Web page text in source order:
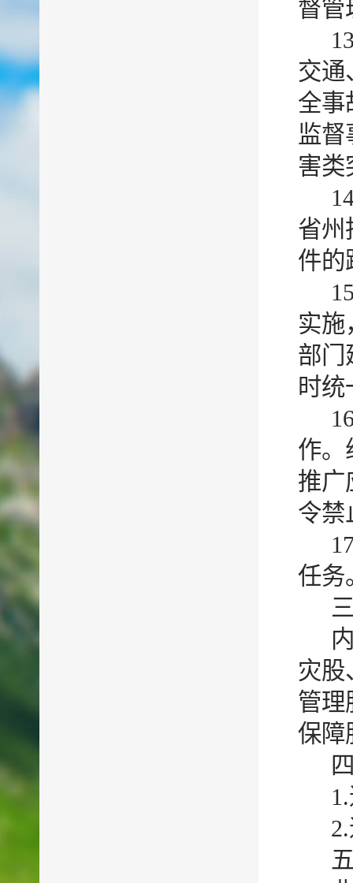
督管
交通
全事
监
害类
省州
件的
实施
部门
时统
作。
推广
令禁
任务
灾股
管理
保障